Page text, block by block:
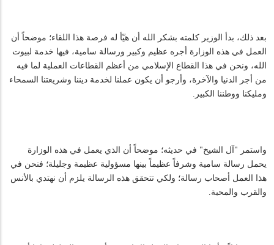
بعد ذلك، بدأ الوزير كلمته بشكر الله أن هيّأ له فرصة هذا اللقاء؛ موضحاً أن
العمل في هذه الوزارة أجره عظيم وكبير ورسالة سامية، فيها خدمة لبيوت
الله، ونحن في هذا القطاع الإسلامي من أعظم القطاعات العملية لما فيه
من أجر الدنيا والآخرة، وأرجو أن يكون عملنا لخدمة ديننا وشريعتنا السمحاء
ومليكنا ووطننا الكبير.
واستمر "آل الشيخ" في حديثه؛ موضحاً أن الذي يعمل في هذه الوزارة
يحمل رسالة سامية وشرفاً عظيماً بينها مسؤولية عظيمة وجليلة؛ فنحن في
هذا العمل أصحاب رسالة؛ ولكي تتحقق هذه الرسالة يلزم أن نهتدي بالأنس
والقرب والمحبة.